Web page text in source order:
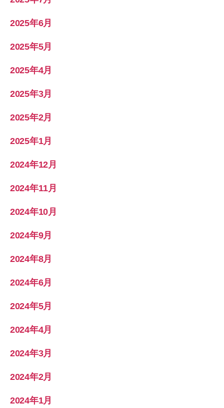
2025年6月
2025年5月
2025年4月
2025年3月
2025年2月
2025年1月
2024年12月
2024年11月
2024年10月
2024年9月
2024年8月
2024年6月
2024年5月
2024年4月
2024年3月
2024年2月
2024年1月